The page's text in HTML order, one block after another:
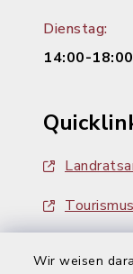
Wir weisen
Dienstag:
14:00-